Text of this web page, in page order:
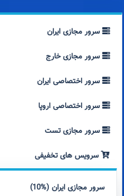
سرور مجازی ایران
سرور مجازی خارج
سرور اختصاصی ایران
سرور اختصاصی اروپا
سرور مجازی تست
سرویس های تخفیفی
سرور مجازی ایران (%10)